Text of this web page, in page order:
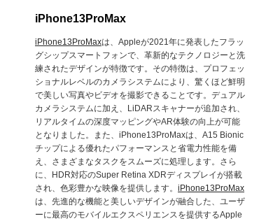
iPhone13ProMax
iPhone13ProMaxは、Appleが2021年に発表したフラッ
グシップスマートフォンで、革新的なテクノロジーと洗
練されたデザインが特徴です。その特徴は、プロフェッ
ショナルレベルのカメラシステムにより、驚くほど鮮明
で美しい写真やビデオを撮影できることです。デュアル
カメラシステムに加え、LiDARスキャナーが追加され、
リアルタイムの深度マッピングやAR体験の向上が可能
となりました。また、iPhone13ProMaxは、A15 Bionic
チップによる優れたパフォーマンスと省電力性能を備
え、さまざまなタスクをスムーズに処理します。さら
に、HDR対応のSuper Retina XDRディスプレイが搭載
され、色彩豊かな映像を提供します。 iPhone13ProMax
は、先進的な機能と美しいデザインが融合した、ユーザ
ーに最高のモバイルエクスペリエンスを提供するApple